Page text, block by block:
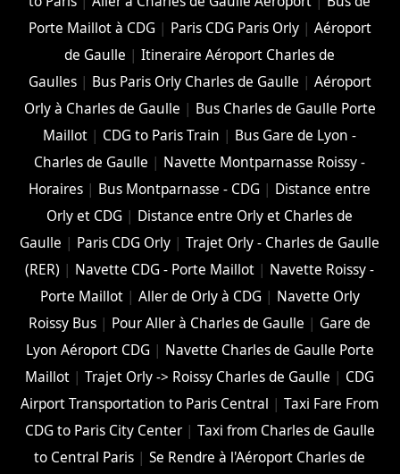
Porte Maillot à CDG | Paris CDG Paris Orly| Aéroport
de Gaulle |Itineraire Aéroport Charles de
Gaulles| Bus Paris Orly Charles de Gaulle | Aéroport
Orly à Charles de Gaulle | Bus Charles de Gaulle Porte
Maillot | CDG to Paris Train | Bus Gare de Lyon -
Charles de Gaulle | Navette Montparnasse Roissy -
Horaires | Bus Montparnasse - CDG | Distance entre
Orly et CDG | Distance entre Orly et Charles de
Gaulle | Paris CDG Orly |Trajet Orly - Charles de Gaulle
(RER) | Navette CDG - Porte Maillot | Navette Roissy -
Porte Maillot| Aller de Orly à CDG | Navette Orly
Roissy Bus | Pour Aller à Charles de Gaulle | Gare de
Lyon Aéroport CDG | Navette Charles de Gaulle Porte
Maillot |Trajet Orly -> Roissy Charles de Gaulle | CDG
Airport Transportation to Paris Central |Taxi Fare From
CDG to Paris City Center| Taxi from Charles de Gaulle
to Central Paris |Se Rendre à l'Aéroport Charles de